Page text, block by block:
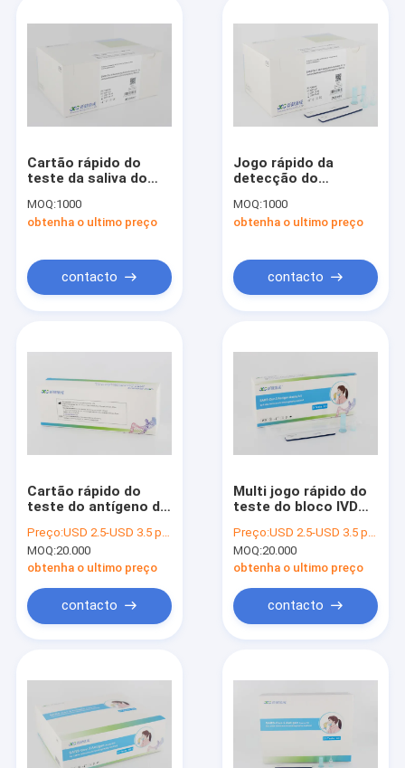
Quem Somos
Jogo rápido do teste do antígeno da saliva
Jogo rápido combinado do teste
Jogo do teste da inflamação
Jogos do teste da hormona
Jogo do teste de POCT
Analisador da imunofluorescência
Cartão rápido do
teste da saliva do
Neutrailzing 150-
250ul IVD para SARS-
MOQ:1000
obtenha o ultimo preço
contacto
Jogo rápido da
detecção do
inteiro, jogo do teste
da casa do antígeno
MOQ:1000
obtenha o ultimo preço
contacto
Cartão rápido do
teste do antígeno da
teste do fluxo lateral
de 25pcs IVD
Preço:USD 2.5-USD 3.5 per test
MOQ:20.000
obtenha o ultimo preço
contacto
Multi jogo rápido do
teste do bloco IVD
de validez para o
sangue
Preço:USD 2.5-USD 3.5 per test
MOQ:20.000
obtenha o ultimo preço
contacto